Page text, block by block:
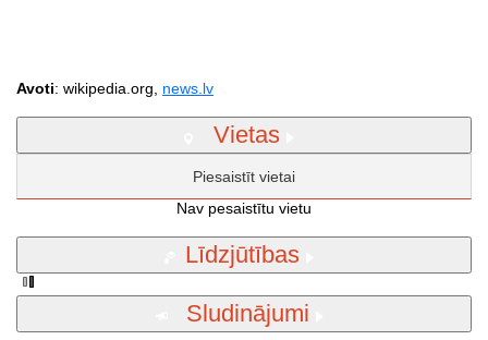
Avoti: wikipedia.org, news.lv
Vietas
Piesaistīt vietai
Nav pesaistītu vietu
Līdzjūtības
Sludinājumi